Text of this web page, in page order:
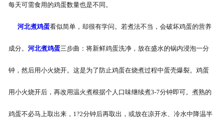
每天可需食用的鸡蛋数量也是不同。
河北煮鸡蛋看似简单，却很有学问。若煮法不当，会破坏鸡蛋的营养
成分。 河北煮鸡蛋三步曲：将新鲜鸡蛋洗净，放在盛水的锅内浸泡一分
钟，然后用小火烧开。这是为了防止鸡蛋在烧煮过程中蛋壳爆裂。鸡蛋
用小火烧开后，再改用温火煮根据个人口味继续煮3-7分钟即可。煮熟的
鸡蛋不必马上取出来，1?2分钟后再取出，或放在凉开水、冷水中降温半